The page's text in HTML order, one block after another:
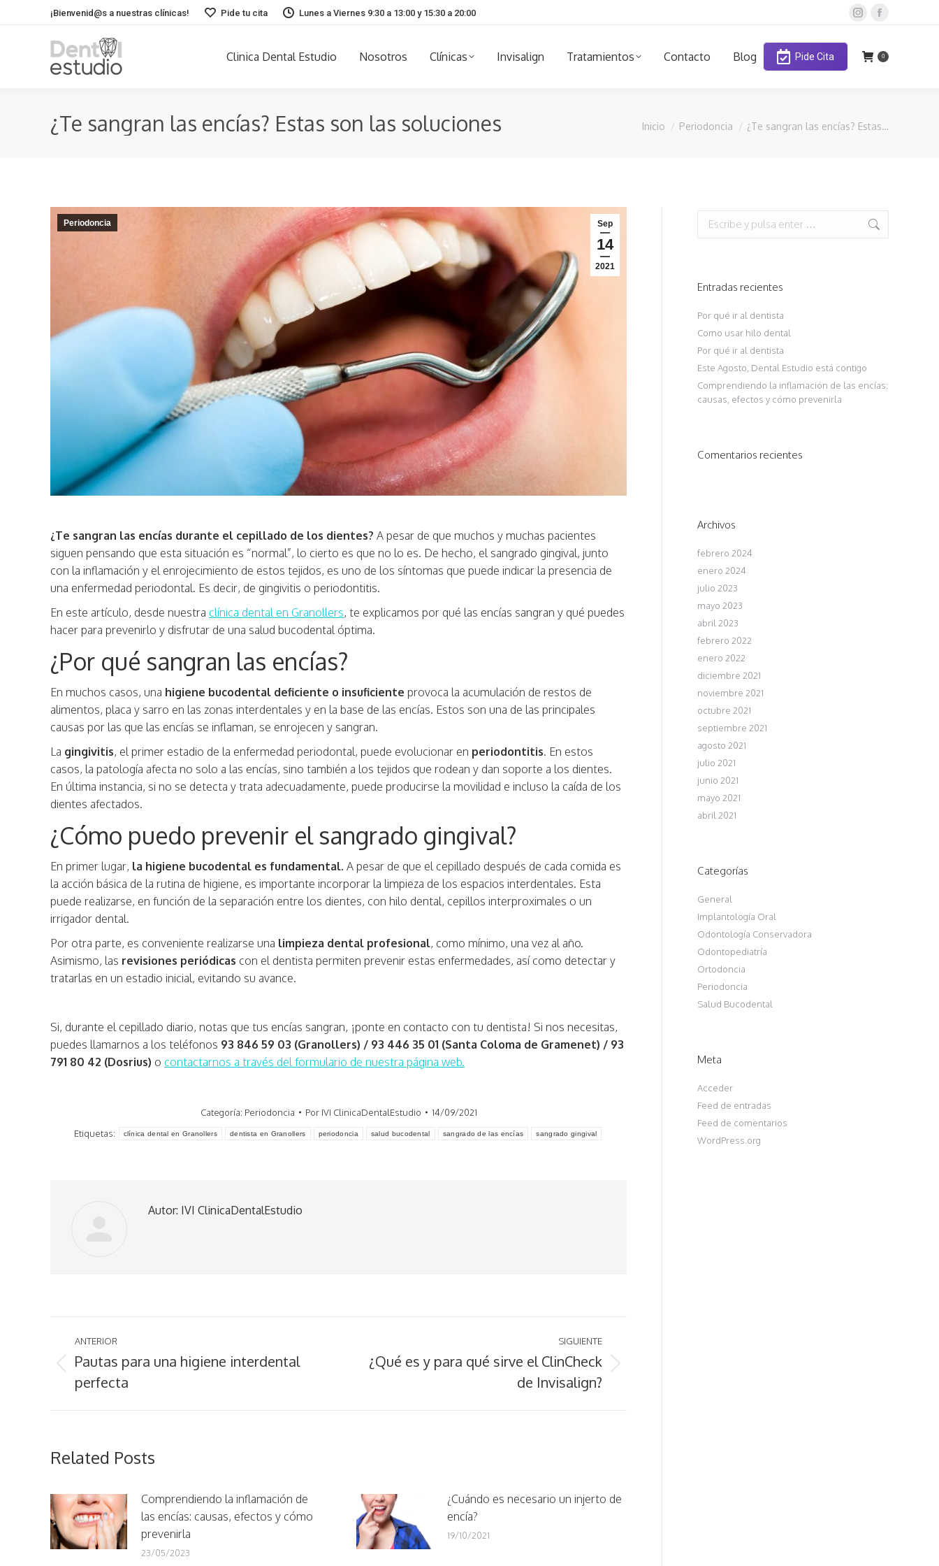
¡Bienvenid@s a nuestras clínicas! Pide tu cita Lunes a Viernes 9:30 a 13:00 y 15:30 a 20:00
Instagram
opens
Facebook
opens
Clinica Dental Estudio Nosotros Clínicas Invisalign Tratamientos Contacto Blog Pide Cita 0
¿Te sangran las encías? Estas son las soluciones Estás aquí:
Inicio Periodoncia ¿Te sangran las encías? Estas…
Sep
14
2021
Periodoncia
¿Te sangran las encías durante el cepillado de los dientes? A pesar de que muchos y muchas pacientes
siguen pensando que esta situación es “normal”, lo cierto es que no lo es. De hecho, el sangrado gingival, junto
con la inflamación y el enrojecimiento de estos tejidos, es uno de los síntomas que puede indicar la presencia de
una enfermedad periodontal. Es decir, de gingivitis o periodontitis.
En este artículo, desde nuestra clínica dental en Granollers, te explicamos por qué las encías sangran y qué puedes
hacer para prevenirlo y disfrutar de una salud bucodental óptima.
¿Por qué sangran las encías?
En muchos casos, una higiene bucodental deficiente o insuficiente provoca la acumulación de restos de
alimentos, placa y sarro en las zonas interdentales y en la base de las encías. Estos son una de las principales
causas por las que las encías se inflaman, se enrojecen y sangran.
La gingivitis, el primer estadio de la enfermedad periodontal, puede evolucionar en periodontitis. En estos
casos, la patología afecta no solo a las encías, sino también a los tejidos que rodean y dan soporte a los dientes.
En última instancia, si no se detecta y trata adecuadamente, puede producirse la movilidad e incluso la caída de los
dientes afectados.
¿Cómo puedo prevenir el sangrado gingival?
En primer lugar, la higiene bucodental es fundamental. A pesar de que el cepillado después de cada comida es
la acción básica de la rutina de higiene, es importante incorporar la limpieza de los espacios interdentales. Esta
puede realizarse, en función de la separación entre los dientes, con hilo dental, cepillos interproximales o un
irrigador dental.
Por otra parte, es conveniente realizarse una limpieza dental profesional, como mínimo, una vez al año.
Asimismo, las revisiones periódicas con el dentista permiten prevenir estas enfermedades, así como detectar y
tratarlas en un estadio inicial, evitando su avance.
Si, durante el cepillado diario, notas que tus encías sangran, ¡ponte en contacto con tu dentista! Si nos necesitas,
puedes llamarnos a los teléfonos 93 846 59 03 (Granollers) / 93 446 35 01 (Santa Coloma de Gramenet) / 93
791 80 42 (Dosrius) o contactarnos a través del formulario de nuestra página web.
Categoría: Periodoncia Por IVI ClinicaDentalEstudio
14/09/2021
Etiquetas:
clínica dental en Granollers dentista en Granollers periodoncia salud bucodental sangrado de las encías sangrado gingival
Autor: IVI ClinicaDentalEstudio
Navegación
entre
publicaciones
ANTERIOR
Publicación
anterior:
Pautas para una higiene interdental
perfecta
SIGUIENTE
Publicación
¿Qué es y para qué sirve el ClinCheck
de Invisalign?
Related Posts
Comprendiendo la inflamación de
las encías: causas, efectos y cómo
prevenirla
23/05/2023
¿Cuándo es necesario un injerto de
encía?
19/10/2021
Entradas recientes
Por qué ir al dentista
Como usar hilo dental
Por qué ir al dentista
Este Agosto, Dental Estudio está contigo
Comprendiendo la inflamación de las encías:
causas, efectos y cómo prevenirla
Comentarios recientes
Archivos
febrero 2024
enero 2024
julio 2023
mayo 2023
abril 2023
febrero 2022
enero 2022
diciembre 2021
noviembre 2021
octubre 2021
septiembre 2021
agosto 2021
julio 2021
junio 2021
mayo 2021
abril 2021
Categorías
General
Implantología Oral
Odontología Conservadora
Odontopediatría
Ortodoncia
Periodoncia
Salud Bucodental
Meta
Acceder
Feed de entradas
Feed de comentarios
WordPress.org